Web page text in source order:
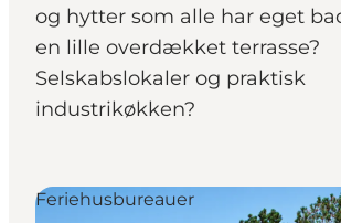
og hytter som alle har eget
en lille overdækket terrasse?
Selskabslokaler og praktisk
industrikøkken?
Feriehusbureauer